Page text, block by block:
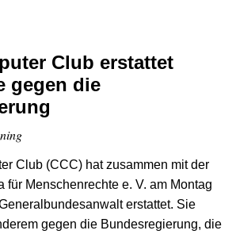
Club erstattet
gegen die
Club (CCC) hat zusammen mit der
für Menschenrechte e. V. am Montag
erstattet. Sie
gegen die Bundesregierung, die